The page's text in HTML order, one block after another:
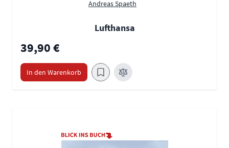
Andreas Spaeth
Lufthansa
39,90 €
In den Warenkorb